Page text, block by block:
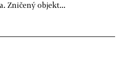
Zničený objekt...